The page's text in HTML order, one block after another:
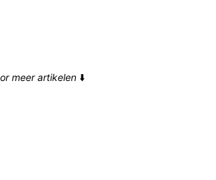
meer artikelen ⬇️